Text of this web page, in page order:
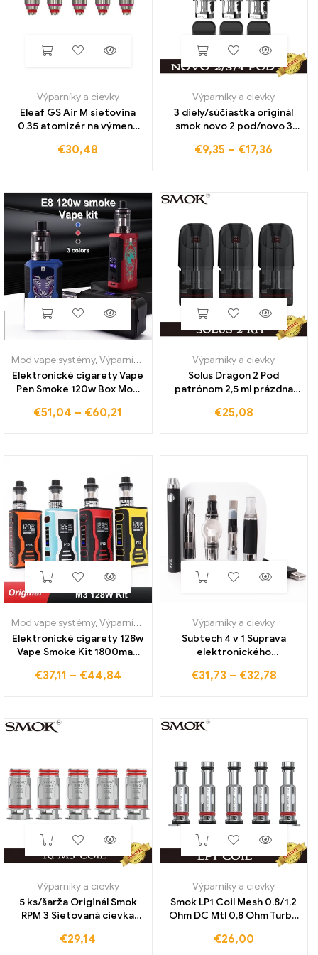
Výparníky a cievky
Eleaf GS Air M sieťovina
0,35 atomizér na výmenu
tank GS stick 5 podiel/lot
€30,48
Výparníky a cievky
3 diely/súčiastka originál
smok novo 2 pod/novo 3
Leere
€9,35 – €17,36
Mod vape systémy,Výparníky a cievky
Elektronické cigarety Vape
Pen Smoke 120w Box Mod
atomizér oled screen e
€51,04 – €60,21
Výparníky a cievky
Solus Dragon 2 Pod
patrónom 2,5 ml prázdna
Vaporizér s ohmovou
€25,08
Mod vape systémy,Výparníky a cievky
Elektronické cigarety 128w
Vape Smoke Kit 1800mah
Atomizer Vaper Vaporizer
€37,11 – €44,84
Výparníky a cievky
Subtech 4 v 1 Súprava
elektronického
suchý bylinný vosk na hustú
€31,73 – €32,78
Výparníky a cievky
5 ks/šarža Originál Smok
RPM 3 Sieťovaná cievka
vaporizér pre e-cigarety
€29,14
Výparníky a cievky
Smok LP1 Coil Mesh 0.8/1,2
Ohm DC Mtl 0,8 Ohm Turbo
pre U/min 25W/Pozz
€26,00